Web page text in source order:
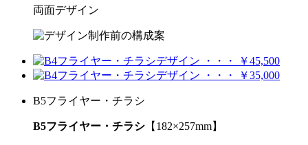
両面デザイン
B5フライヤー・チラシ
B5フライヤー・チラシ 【182×257mm】